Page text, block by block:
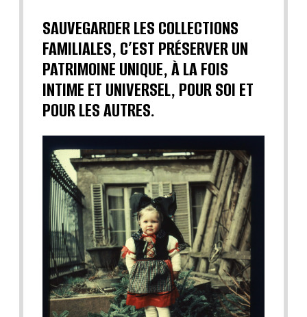
SAUVEGARDER LES COLLECTIONS
FAMILIALES, C’EST PRÉSERVER UN
PATRIMOINE UNIQUE, À LA FOIS
INTIME ET UNIVERSEL, POUR SOI ET
POUR LES AUTRES.